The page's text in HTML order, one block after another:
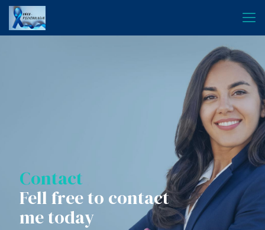
Contact
Fell free to contact
me today